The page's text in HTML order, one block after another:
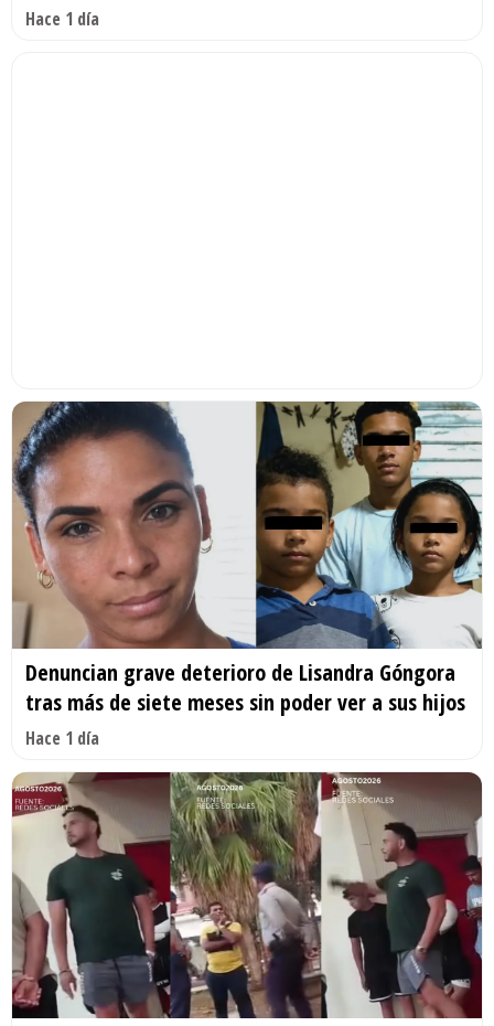
Hace 1 día
Denuncian grave deterioro de Lisandra Góngora
tras más de siete meses sin poder ver a sus hijos
Hace 1 día